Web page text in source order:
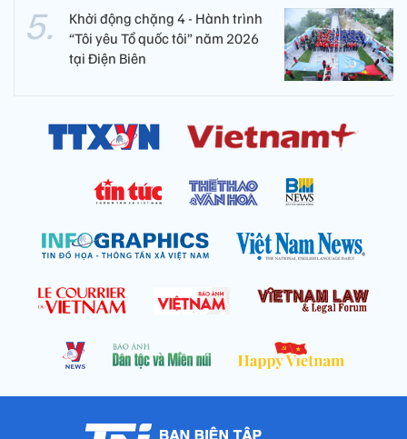
Khởi động chặng 4 - Hành trình
“Tôi yêu Tổ quốc tôi” năm 2026
tại Điện Biên